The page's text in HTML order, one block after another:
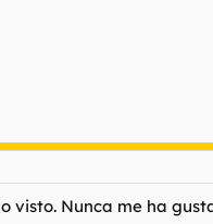
Nunca me ha